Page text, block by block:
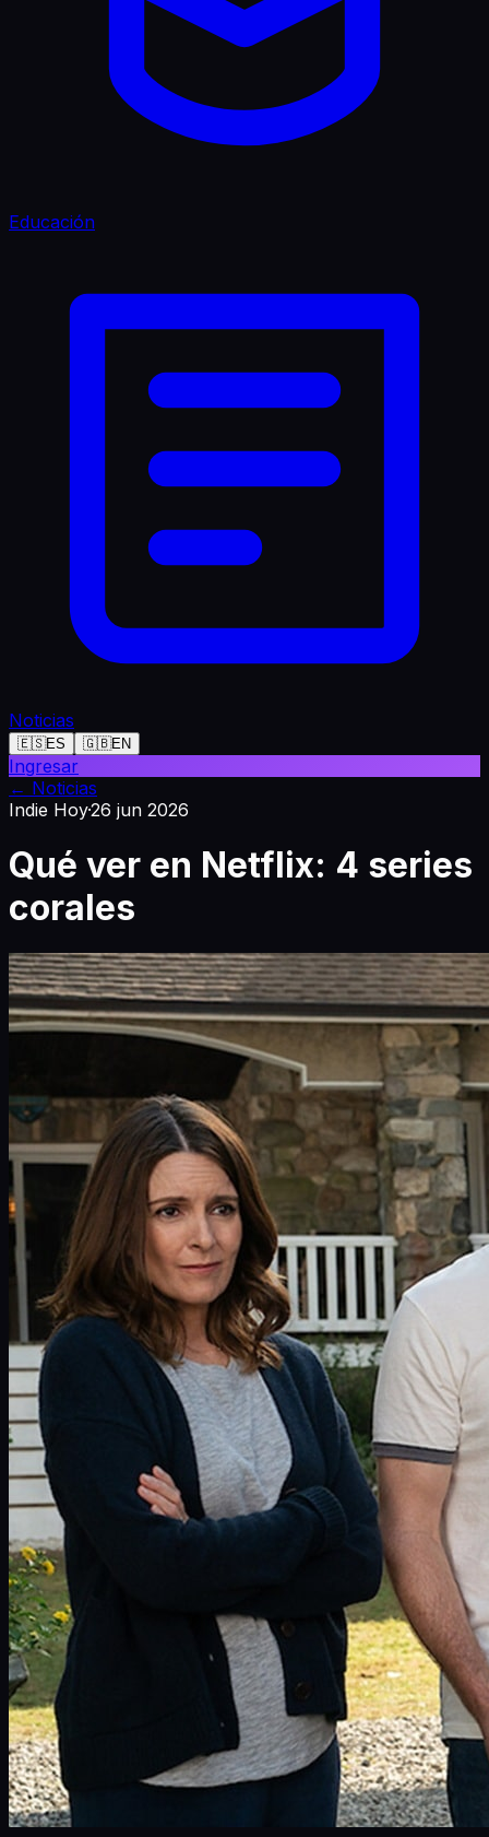
Educación
Noticias
🇪🇸ES 🇬🇧EN
Ingresar
← Noticias
Indie Hoy·26 jun 2026
Qué ver en Netflix: 4 series
corales